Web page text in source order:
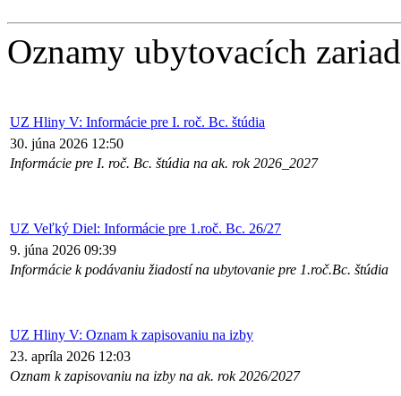
Oznamy ubytovacích
UZ Hliny V: Informácie pre I. roč. Bc. štúdia
30. júna 2026 12:50
Informácie pre I. roč. Bc. štúdia na ak. rok 2026_2027
UZ Veľký Diel: Informácie pre 1.roč. Bc. 26/27
9. júna 2026 09:39
Informácie k podávaniu žiadostí na ubytovanie pre 1.roč.Bc. štúdia
UZ Hliny V: Oznam k zapisovaniu na izby
23. apríla 2026 12:03
Oznam k zapisovaniu na izby na ak. rok 2026/2027